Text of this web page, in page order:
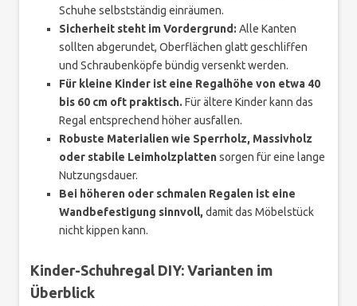
Schuhe selbstständig einräumen.
Sicherheit steht im Vordergrund: Alle Kanten
sollten abgerundet, Oberflächen glatt geschliffen
und Schraubenköpfe bündig versenkt werden.
Für kleine Kinder ist eine Regalhöhe von etwa 40
bis 60 cm oft praktisch. Für ältere Kinder kann das
Regal entsprechend höher ausfallen.
Robuste Materialien wie Sperrholz, Massivholz
oder stabile Leimholzplattensorgen für eine lange
Nutzungsdauer.
Bei höheren oder schmalen Regalen ist eine
Wandbefestigung sinnvoll, damit das Möbelstück
nicht kippen kann.
Kinder-Schuhregal DIY: Varianten im
Überblick